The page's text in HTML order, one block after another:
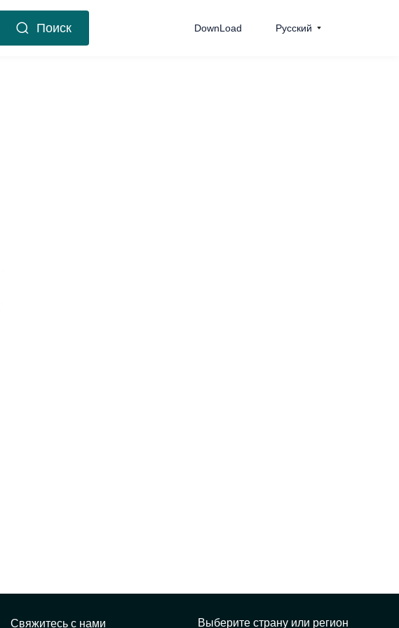
Поиск DownLoad Pусский
Свяжитесь с нами Выберите страну или регион